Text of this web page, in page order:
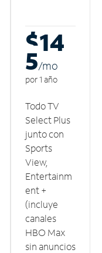
$14
5/mo
por 1 año
Todo TV
Select Plus
junto con
Sports
View,
Entertainm
ent +
(incluye
canales
HBO Max
sin anuncios